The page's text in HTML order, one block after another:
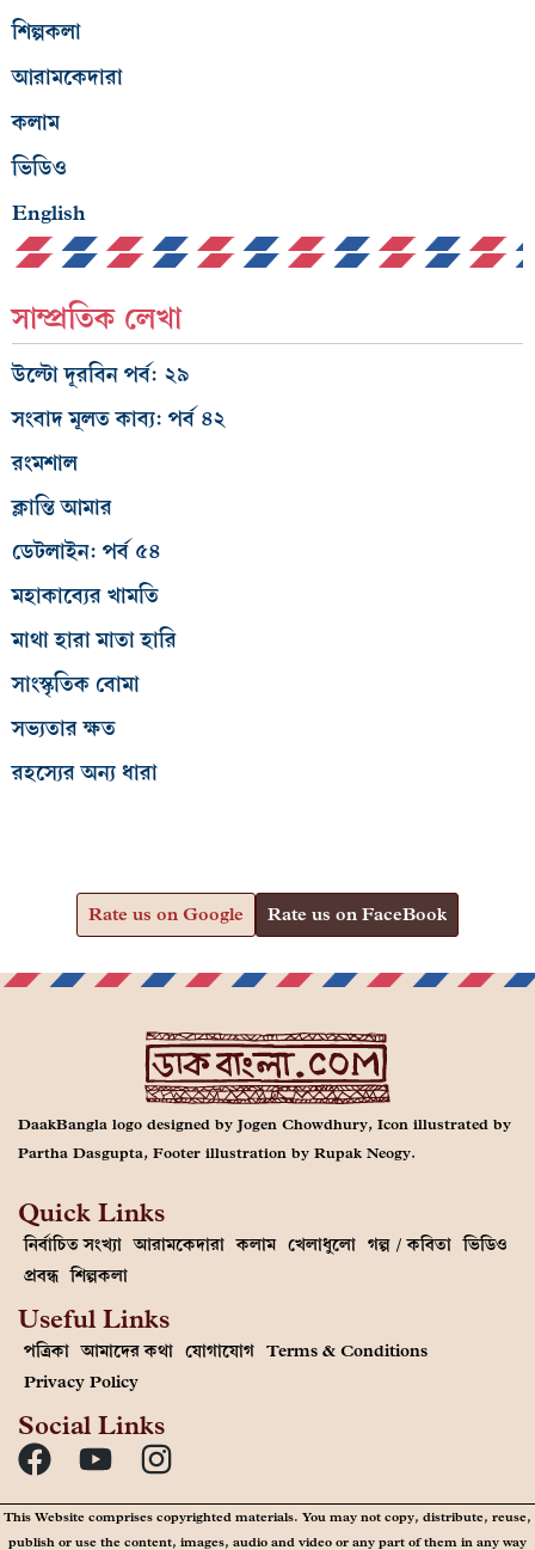
শিল্পকলা
আরামকেদারা
কলাম
ভিডিও
English
সাম্প্রতিক লেখা
উল্টো দূরবিন পর্ব: ২৯
সংবাদ মূলত কাব্য: পর্ব ৪২
রংমশাল
ক্লান্তি আমার
ডেটলাইন: পর্ব ৫৪
মহাকাব্যের খামতি
মাথা হারা মাতা হারি
সাংস্কৃতিক বোমা
সভ্যতার ক্ষত
রহস্যের অন্য ধারা
Rate us on Google Rate us on FaceBook
DaakBangla logo designed by Jogen Chowdhury, Icon illustrated by
Partha Dasgupta, Footer illustration by Rupak Neogy.
Quick Links
নির্বাচিত সংখ্যা আরামকেদারা কলাম খেলাধুলো গল্প / কবিতা ভিডিও
প্রবন্ধ শিল্পকলা
Useful Links
পত্রিকা আমাদের কথা যোগাযোগ Terms & Conditions
Privacy Policy
Social Links
This Website comprises copyrighted materials. You may not copy, distribute, reuse,
publish or use the content, images, audio and video or any part of them in any way